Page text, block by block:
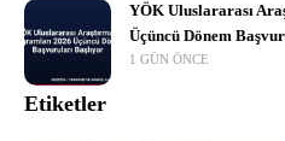
YÖK Uluslararası
Üçüncü Dönem
1 GÜN ÖNCE
Etiketler